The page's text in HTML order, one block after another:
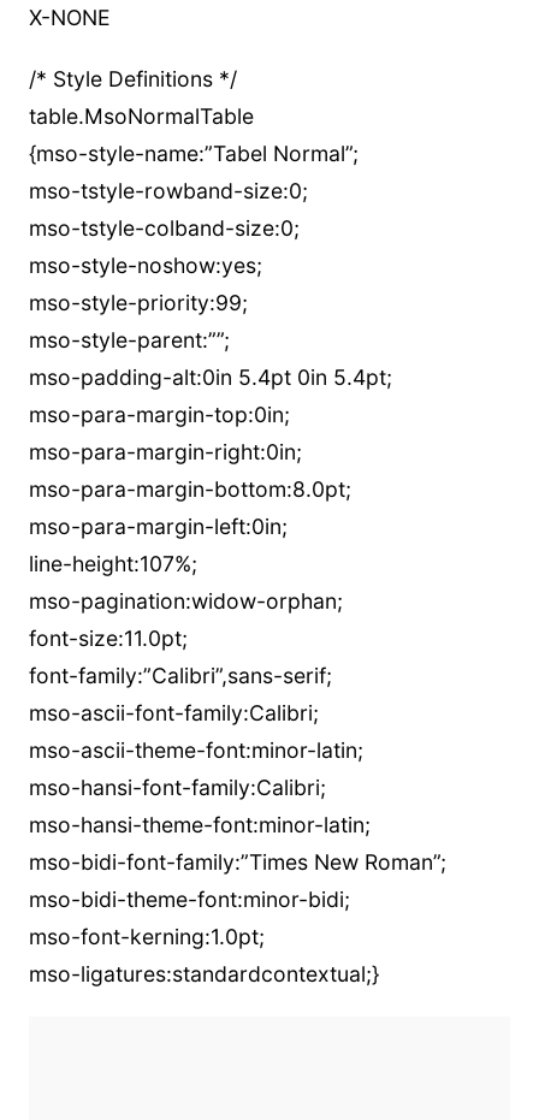
X-NONE
/* Style Definitions */
table.MsoNormalTable
{mso-style-name:”Tabel Normal”;
mso-tstyle-rowband-size:0;
mso-tstyle-colband-size:0;
mso-style-noshow:yes;
mso-style-priority:99;
mso-style-parent:””;
mso-padding-alt:0in 5.4pt 0in 5.4pt;
mso-para-margin-top:0in;
mso-para-margin-right:0in;
mso-para-margin-bottom:8.0pt;
mso-para-margin-left:0in;
line-height:107%;
mso-pagination:widow-orphan;
font-size:11.0pt;
font-family:”Calibri”,sans-serif;
mso-ascii-font-family:Calibri;
mso-ascii-theme-font:minor-latin;
mso-hansi-font-family:Calibri;
mso-hansi-theme-font:minor-latin;
mso-bidi-font-family:”Times New Roman”;
mso-bidi-theme-font:minor-bidi;
mso-font-kerning:1.0pt;
mso-ligatures:standardcontextual;}